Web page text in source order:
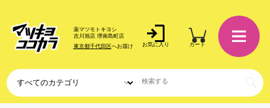
薬マツモトキヨシ
吉川旭店 堺南島町店
東京都千代田区へお届け お気に入り カート